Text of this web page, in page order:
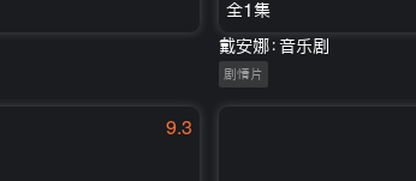
全1集
戴安娜：音乐剧
剧情片
9.3